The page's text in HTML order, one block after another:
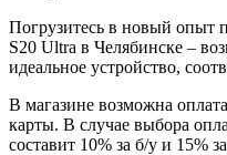
Погрузитесь в новый опыт
S20 Ultra в Челябинске –
идеальное устройство,
В магазине возможна
карты. В случае выбора
составит 10% за б/у и 15%